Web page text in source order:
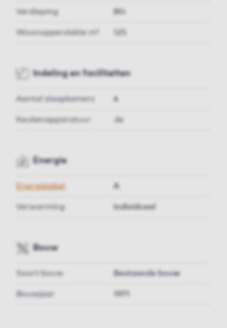
Verdieping BG
Woonoppervlakte m²
Indeling en faciliteiten
Aantal slaapkamers 4
Keukenapparatuur Ja
Energie
Energielabel A
Verwarming individueel
Bouw
Soort bouw Bestaande bouw
Bouwjaar 1971